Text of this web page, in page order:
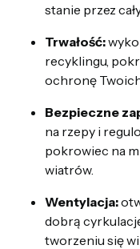
stanie przez
Trwałość:
recyklingu,
ochronę
Bezpieczne
na rzepy i
pokrowiec na
wiatrów.
Wentylacja:
dobrą
tworzeniu się